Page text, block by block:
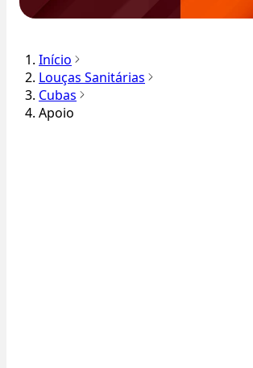
Início
Louças Sanitárias
Cubas
Apoio